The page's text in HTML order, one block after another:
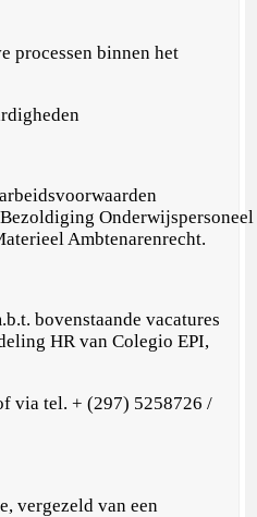
processen binnen het
Onderwijspersoneel
Ambtenarenrecht.
bovenstaande vacatures
HR van Colegio EPI,
via tel. + (297) 5258726 /
vergezeld van een